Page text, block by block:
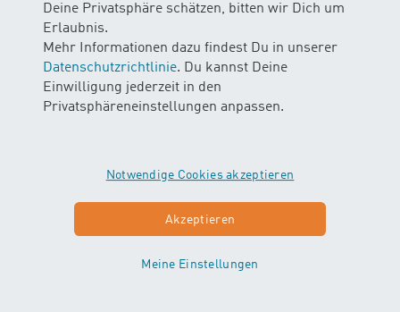
Deine Privatsphäre schätzen, bitten wir Dich um
Erlaubnis.
Mehr Informationen dazu findest Du in unserer
Datenschutzrichtlinie. Du kannst Deine
Einwilligung jederzeit in den
Privatsphäreneinstellungen anpassen.
Notwendige Cookies akzeptieren
Akzeptieren
Meine Einstellungen
MASTERS
AB 2.5 JAHREN
Selbstständigkeit und Spass im